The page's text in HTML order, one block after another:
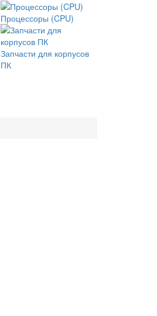
Процессоры (CPU)
Запчасти для корпусов
ПК